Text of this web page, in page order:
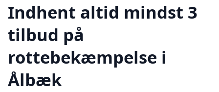
Indhent altid mindst 3
tilbud på
rottebekæmpelse i
Ålbæk